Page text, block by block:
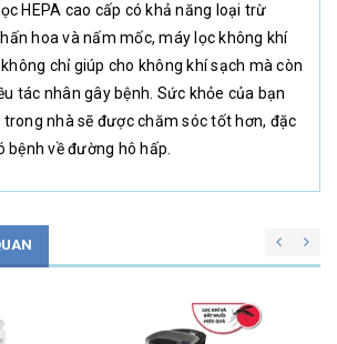
HEPA cao cấp có khả năng loại trừ
hoa và nấm mốc, máy lọc không khí
chỉ giúp cho không khí sạch mà còn
tác nhân gây bệnh. Sức khỏe của bạn
nhà sẽ được chăm sóc tốt hơn, đặc
bệnh về đường hô hấp.